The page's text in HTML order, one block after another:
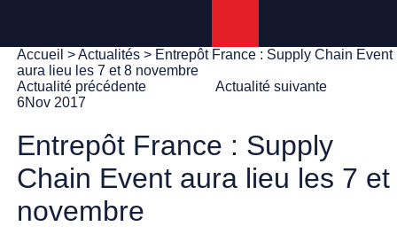
Accueil >Actualités> Entrepôt France : Supply Chain Event
aura lieu les 7 et 8 novembre
Actualité précédente
Actualité suivante
6Nov 2017
Entrepôt France : Supply
Chain Event aura lieu les 7 et
novembre